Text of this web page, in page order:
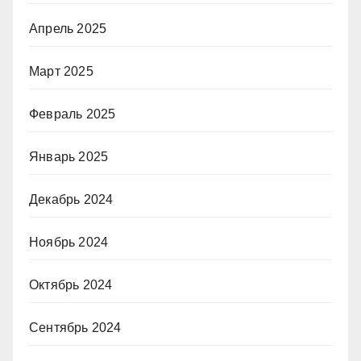
Апрель 2025
Март 2025
Февраль 2025
Январь 2025
Декабрь 2024
Ноябрь 2024
Октябрь 2024
Сентябрь 2024